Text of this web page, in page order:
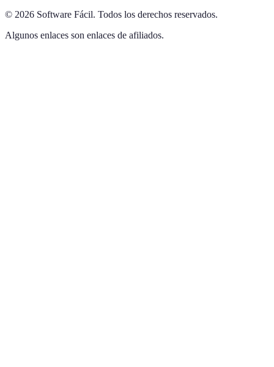
© 2026 Software Fácil. Todos los derechos reservados.
Algunos enlaces son enlaces de afiliados.